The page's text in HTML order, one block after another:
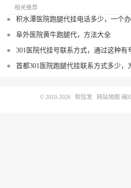
相关推荐
积水潭医院跑腿代挂电话多少，一个
阜外医院黄牛跑腿代，方法大全
301医院代挂号联系方式，通过这种有
首都301医院跑腿代挂联系方式多少，
© 2010-2026 软信发 网站地图 闽